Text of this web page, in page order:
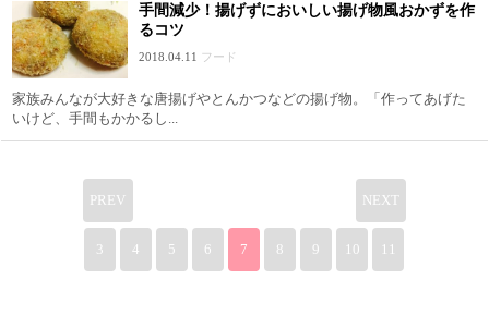
手間減少！揚げずにおいしい揚げ物風おかずを作
るコツ
2018.04.11 フード
家族みんなが大好きな唐揚げやとんかつなどの揚げ物。「作ってあげた
いけど、手間もかかるし...
PREV
3 4 5 6 7 8 9 10
NEXT